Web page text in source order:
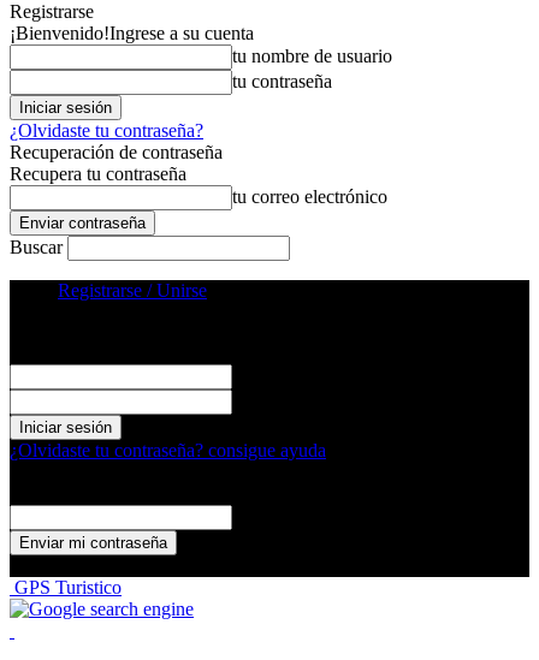
Registrarse
¡Bienvenido!Ingrese a su cuenta
tu nombre de usuario
tu contraseña
¿Olvidaste tu contraseña?
Recuperación de contraseña
Recupera tu contraseña
tu correo electrónico
Buscar
Registrarse / Unirse
¿Olvidaste tu contraseña? consigue ayuda
GPS Turistico